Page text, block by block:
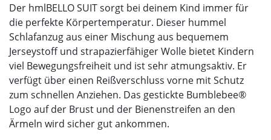
Der hmlBELLO SUIT sorgt bei deinem Kind immer für
die perfekte Körpertemperatur. Dieser hummel
Schlafanzug aus einer Mischung aus bequemem
Jerseystoff und strapazierfähiger Wolle bietet Kindern
viel Bewegungsfreiheit und ist sehr atmungsaktiv. Er
verfügt über einen Reißverschluss vorne mit Schutz
zum schnellen Anziehen. Das gestickte Bumblebee®
Logo auf der Brust und der Bienenstreifen an den
Ärmeln wird sicher gut ankommen.